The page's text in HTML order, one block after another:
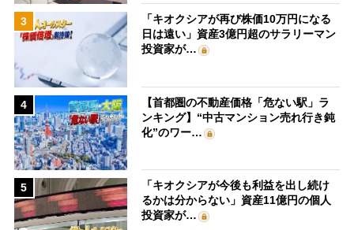
3
「キオクシアが再び株価10万円になる
日は遠い」資産3億円超のサラリーマン
投資家が…
4
【首都圏の不動産価格「危ない駅」ラ
ンキング】“中古マンション売れ行き鈍
化”のワー…
5
「キオクシアが今後も利益を出し続け
るかは分からない」資産11億円の個人
投資家が…